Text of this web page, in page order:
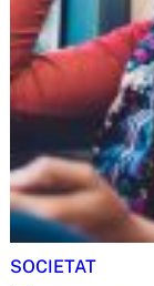
SOCIETAT